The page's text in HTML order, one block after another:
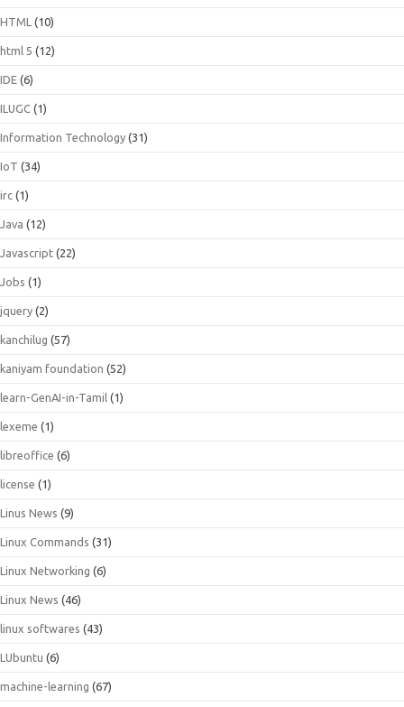
HTML (10)
html 5 (12)
IDE (6)
ILUGC (1)
Information Technology (31)
IoT (34)
irc (1)
Java (12)
Javascript (22)
Jobs (1)
jquery (2)
kanchilug (57)
kaniyam foundation (52)
learn-GenAI-in-Tamil (1)
lexeme (1)
libreoffice (6)
license (1)
Linus News (9)
Linux Commands (31)
Linux Networking (6)
Linux News (46)
linux softwares (43)
LUbuntu (6)
machine-learning (67)